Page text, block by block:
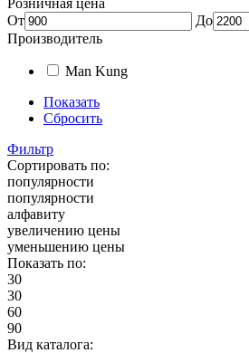
Розничная цена
От
До
Производитель
Man Kung
Показать
Сбросить
Фильтр
Сортировать по:
популярности
популярности
алфавиту
увеличению цены
уменьшению цены
Показать по:
30
30
60
90
Вид каталога: